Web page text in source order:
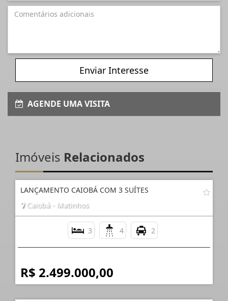
Enviar Interesse
AGENDE UMA VISITA
Imóveis Relacionados
LANÇAMENTO CAIOBÁ COM 3 SUÍTES
Caiobá - Matinhos
3 4 2
R$ 2.499.000,00